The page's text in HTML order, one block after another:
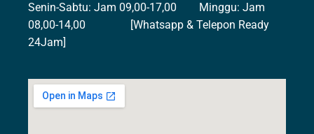
Senin-Sabtu: Jam 09,00-17,00 Minggu: Jam
08,00-14,00 [Whatsapp & Telepon Ready
24Jam]